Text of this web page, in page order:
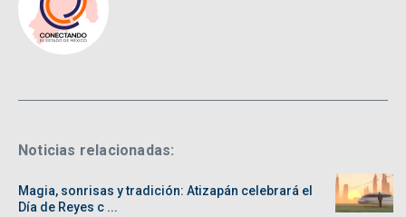
Noticias relacionadas:
Magia, sonrisas y tradición: Atizapán celebrará el
Día de Reyes c ...